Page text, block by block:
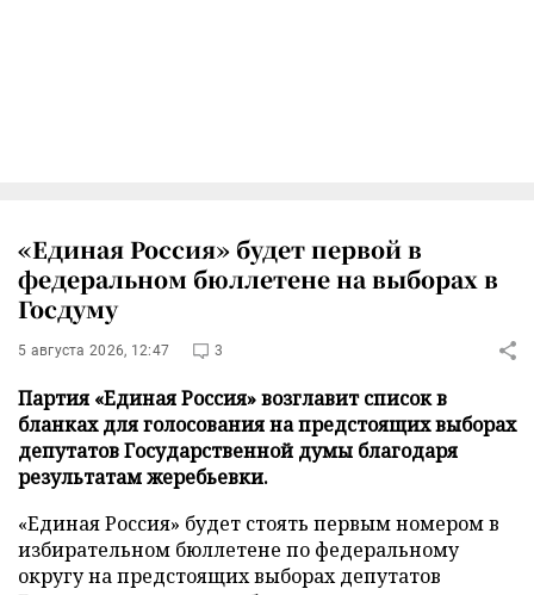
«Единая Россия» будет первой в
федеральном бюллетене на выборах в
Госдуму
5 августа 2026, 12:47 3
Партия «Единая Россия» возглавит список в
бланках для голосования на предстоящих выборах
депутатов Государственной думы благодаря
результатам жеребьевки.
«Единая Россия» будет стоять первым номером в
избирательном бюллетене по федеральному
округу на предстоящих выборах депутатов